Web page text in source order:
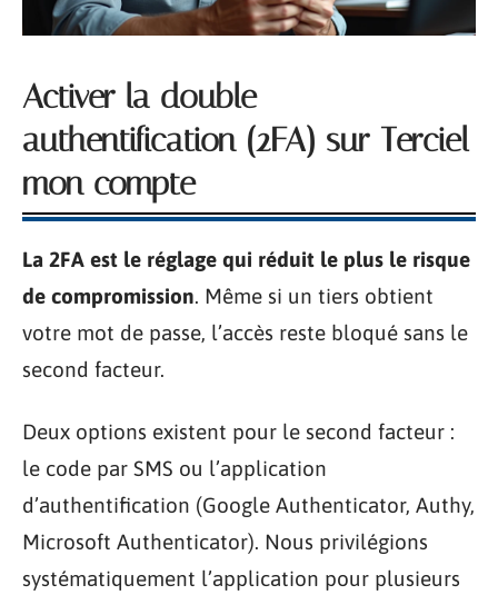
Activer la double
authentification (2FA) sur Terciel
mon compte
La 2FA est le réglage qui réduit le plus le risque
de compromission. Même si un tiers obtient
votre mot de passe, l’accès reste bloqué sans le
second facteur.
Deux options existent pour le second facteur :
le code par SMS ou l’application
d’authentification (Google Authenticator, Authy,
Microsoft Authenticator). Nous privilégions
systématiquement l’application pour plusieurs